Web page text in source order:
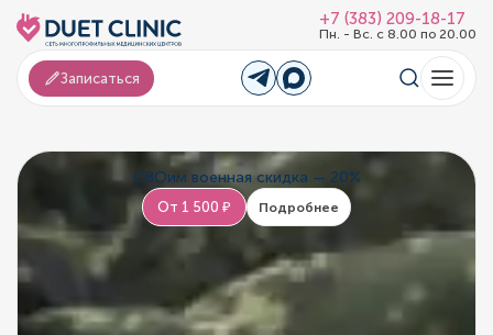
+7 (383) 209-18-17
Пн. - Вс. с 8.00 по 20.00
Записаться
СВОим военная скидка — 20%
От 1 500 ₽ Подробнее